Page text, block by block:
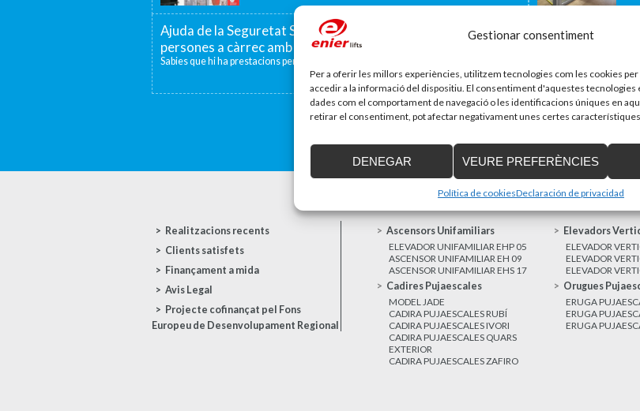
Gestionar consentiment
Per a oferir les millors experiències, utilitzem tecnologies com les cookies
accedir a la informació del dispositiu. El consentiment d'aquestes
dades com el comportament de navegació o les identificacions úniques en
retirar el consentiment, pot afectar negativament unes certes
DENEGAR VEURE PREFERÈNCIES
Política de cookiesDeclaración de privacidad
Ajuda de la Seguretat Social per a famílies amb fills o
persones a càrrec amb discapacitat
Sabies que hi ha prestacions per fill o per persones amb discapacitat que estiguin...
MÉS NOTÍCIES
Realitzacions recents
Clients satisfets
Finançament a mida
Avis Legal
Projecte cofinançat pel Fons
Europeu de Desenvolupament Regional
Ascensors Unifamiliars
ELEVADOR UNIFAMILIAR EHP 05
ASCENSOR UNIFAMILIAR EH 09
ASCENSOR UNIFAMILIAR EHS 17
Elevadors
ELEVADOR
ELEVADOR
ELEVADOR
Cadires Pujaescales
MODEL JADE
CADIRA PUJAESCALES RUBÍ
CADIRA PUJAESCALES IVORI
CADIRA PUJAESCALES QUARS
EXTERIOR
CADIRA PUJAESCALES ZAFIRO
Orugues
ERUGA
ERUGA
ERUGA